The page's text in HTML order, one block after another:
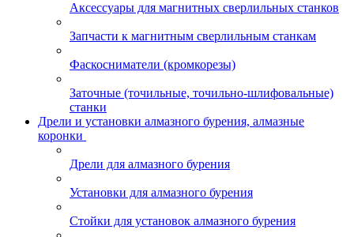
Аксессуары для магнитных сверлильных станков
Запчасти к магнитным сверлильным станкам
Фаскосниматели (кромкорезы)
Заточные (точильные, точильно-шлифовальные)
станки
Дрели и установки алмазного бурения, алмазные
коронки
Дрели для алмазного бурения
Установки для алмазного бурения
Стойки для установок алмазного бурения